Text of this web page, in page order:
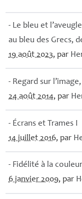
- Le bleu et
au bleu des Grecs,
19 août 2023, par
- Regard sur
24 août 2014, par
- Écrans et Trames I
14 juillet 2016, par
- Fidélité à la
6 janvier 2009, par